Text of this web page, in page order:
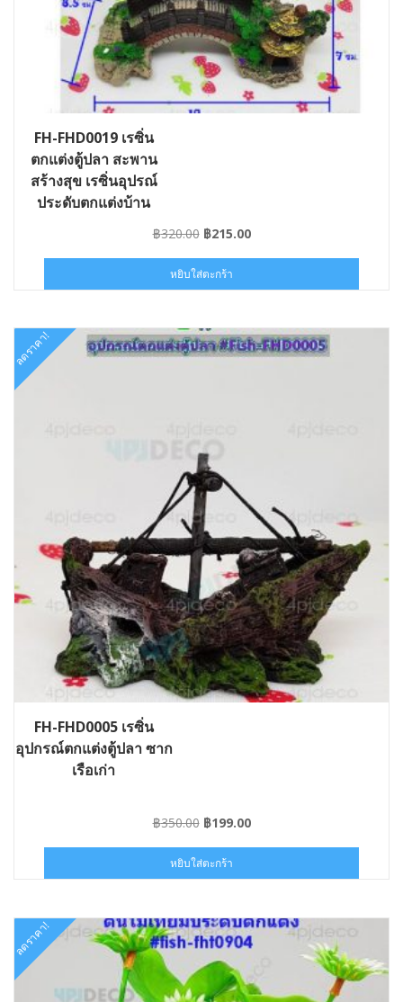
FH-FHD0019 เรซิ่น
ตกแต่งตู้ปลา สะพาน
สร้างสุข เรซิ่นอุปรณ์
ประดับตกแต่งบ้าน
฿320.00 Original
was:
฿320.00.
฿215.00Current
฿215.00.
หยิบใส่ตะกร้า
ลดราคา!
FH-FHD0005 เรซิ่น
อุปกรณ์ตกแต่งตู้ปลา ซาก
เรือเก่า
฿350.00 Original
was:
฿350.00.
฿199.00Current
฿199.00.
หยิบใส่ตะกร้า
ลดราคา!